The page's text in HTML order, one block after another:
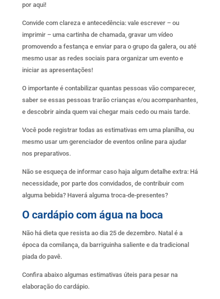
por aqui!
Convide com clareza e antecedência: vale escrever – ou
imprimir – uma cartinha de chamada, gravar um vídeo
promovendo a festança e enviar para o grupo da galera, ou até
mesmo usar as redes sociais para organizar um evento e
iniciar as apresentações!
O importante é contabilizar quantas pessoas vão comparecer,
saber se essas pessoas trarão crianças e/ou acompanhantes,
e descobrir ainda quem vai chegar mais cedo ou mais tarde.
Você pode registrar todas as estimativas em uma planilha, ou
mesmo usar um gerenciador de eventos online para ajudar
nos preparativos.
Não se esqueça de informar caso haja algum detalhe extra: Há
necessidade, por parte dos convidados, de contribuir com
alguma bebida? Haverá alguma troca-de-presentes?
O cardápio com água na boca
Não há dieta que resista ao dia 25 de dezembro. Natal é a
época da comilança, da barriguinha saliente e da tradicional
piada do pavê.
Confira abaixo algumas estimativas úteis para pesar na
elaboração do cardápio.